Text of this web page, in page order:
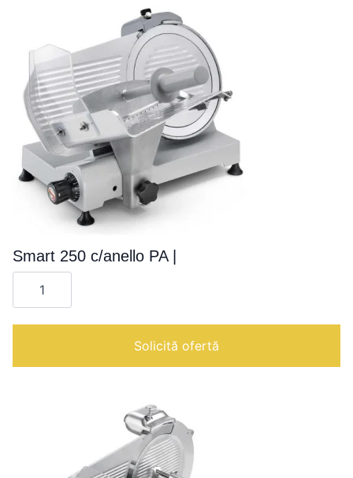
Smart 250 c/anello PA |
Cantitate
Smart
PA
Solicită ofertă